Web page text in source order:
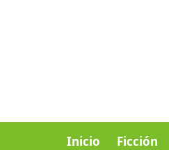
Inicio Ficción